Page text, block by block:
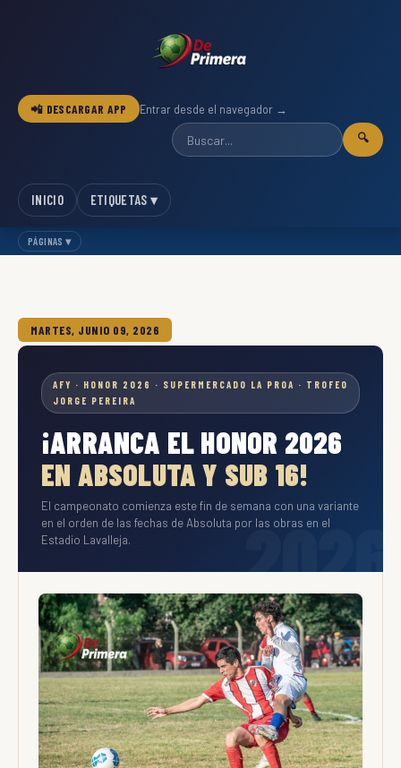
📲 DESCARGAR APP Entrar desde el navegador →
🔍
INICIO ETIQUETAS ▾
PÁGINAS ▾
MARTES, JUNIO 09, 2026
AFY · HONOR 2026 · SUPERMERCADO LA PROA · TROFEO
JORGE PEREIRA
¡ARRANCA EL HONOR 2026
EN ABSOLUTA Y SUB 16!
El campeonato comienza este fin de semana con una variante
en el orden de las fechas de Absoluta por las obras en el
Estadio Lavalleja.